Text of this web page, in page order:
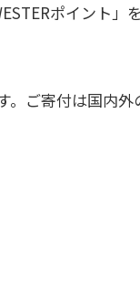
ポイント」
。ご寄付は国内外